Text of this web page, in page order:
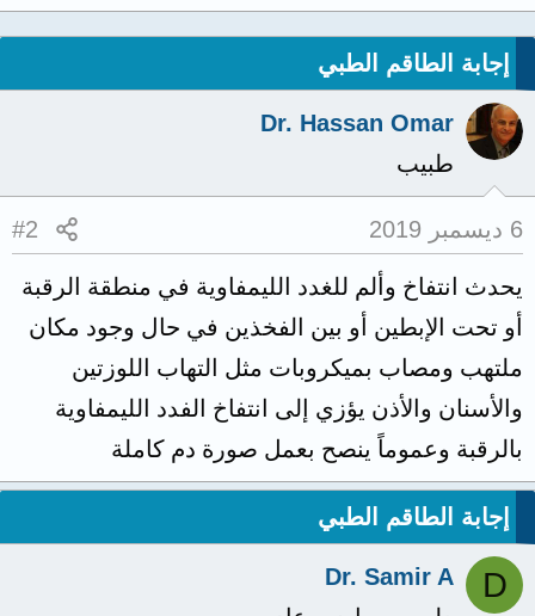
إجابة الطاقم الطبي
Dr. Hassan Omar
طبيب
6 ديسمبر 2019 #2
يحدث انتفاخ وألم للغدد الليمفاوية في منطقة الرقبة
أو تحت الإبطين أو بين الفخذين في حال وجود مكان
ملتهب ومصاب بميكروبات مثل التهاب اللوزتين
والأسنان والأذن يؤزي إلى انتفاخ الفدد الليمفاوية
بالرقبة وعموماً ينصح بعمل صورة دم كاملة
إجابة الطاقم الطبي
D
Dr. Samir A